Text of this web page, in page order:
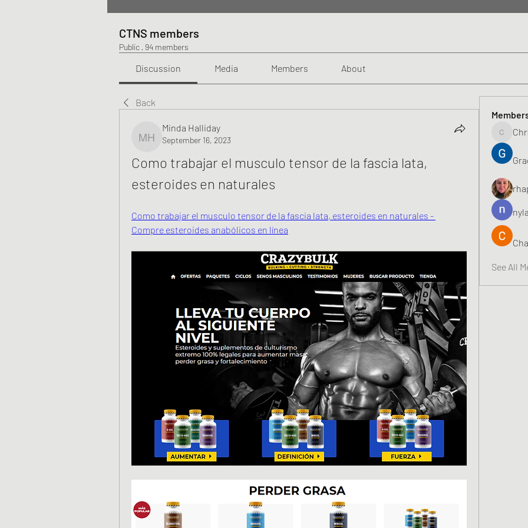
CTNS members
Public · 94 members
Discussion Media Members About
Back
Minda Halliday
Minda Halliday
September 16, 2023
Como trabajar el musculo tensor de la fascia lata,
esteroides en naturales
Como trabajar el musculo tensor de la fascia lata, esteroides en naturales -
Compre esteroides anabólicos en línea
Chris
See All